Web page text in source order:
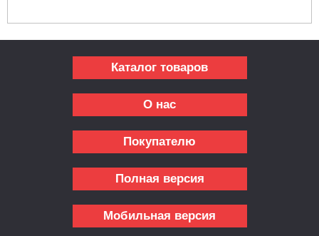
Каталог товаров
О нас
Покупателю
Полная версия
Мобильная версия